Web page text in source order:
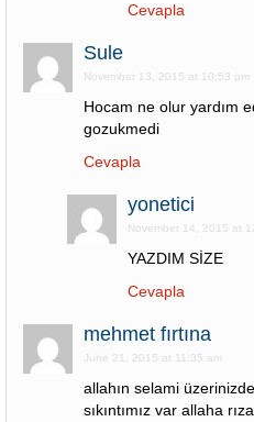
Cevapla
Sule
November 13, 2015 at 10:53 pm
Hocam ne olur yardım
gozukmedi
Cevapla
yonetici
November 14, 2015 at
YAZDIM SİZE
Cevapla
mehmet fırtına
June 21, 2015 at 11:35 am
allahın selami
sıkıntımız var allaha